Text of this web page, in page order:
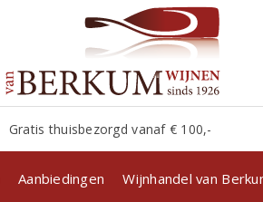
Gratis thuisbezorgd vanaf € 100,-
Aanbiedingen Wijnhandel van